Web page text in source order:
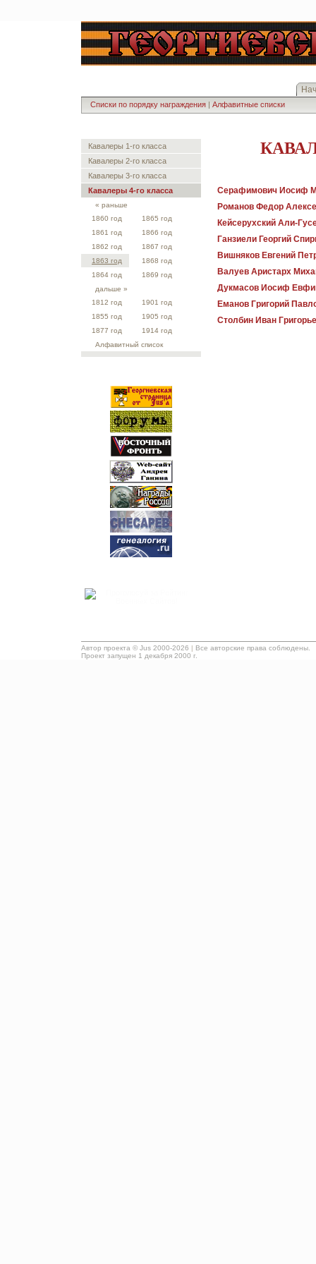
Списки по порядку награждения | Алфавитные списки
Кавалеры 1-го класса
Кавалеры 2-го класса
Кавалеры 3-го класса
Кавалеры 4-го класса
« раньше
1860 год
1865 год
1861 год
1866 год
1862 год
1867 год
1863 год
1868 год
1864 год
1869 год
дальше »
1812 год
1901 год
1855 год
1905 год
1877 год
1914 год
Алфавитный список
Серафимович Иосиф
Романов Федор
Кейсерухский Али-
Ганзиели Георгий
Вишняков Евгений
Валуев Аристарх
Дукмасов Иосиф
Еманов Григорий
Столбин Иван
Автор проекта © Jus 2000-2026 | Все авторские права соблюдены.
Проект запущен 1 декабря 2000 г.